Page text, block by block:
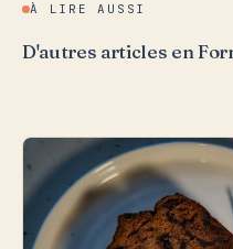
À LIRE AUSSI
D'autres articles en